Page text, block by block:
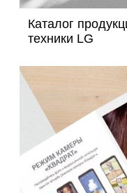
Каталог
техники LG